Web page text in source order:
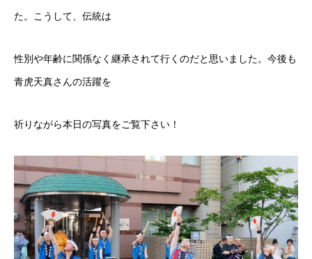
た。こうして、伝統は
性別や年齢に関係なく継承されて行くのだと思いました。今後も
青虎天真さんの活躍を
祈りながら本日の写真をご覧下さい！